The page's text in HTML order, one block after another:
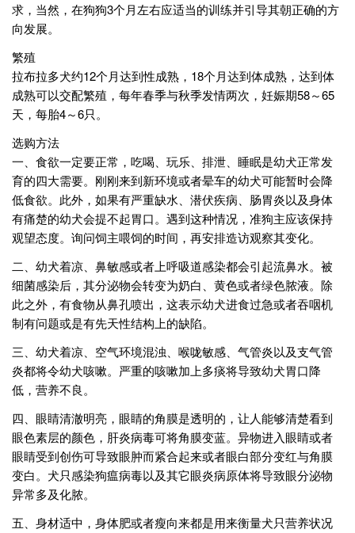
求，当然，在狗狗3个月左右应适当的训练并引导其朝正确的方
向发展。
繁殖
拉布拉多犬约12个月达到性成熟，18个月达到体成熟，达到体
成熟可以交配繁殖，每年春季与秋季发情两次，妊娠期58～65
天，每胎4～6只。
选购方法
一、食欲一定要正常，吃喝、玩乐、排泄、睡眠是幼犬正常发
育的四大需要。刚刚来到新环境或者晕车的幼犬可能暂时会降
低食欲。此外，如果有严重缺水、潜伏疾病、肠胃炎以及身体
有痛楚的幼犬会提不起胃口。遇到这种情况，准狗主应该保持
观望态度。询问饲主喂饲的时间，再安排造访观察其变化。
二、幼犬着凉、鼻敏感或者上呼吸道感染都会引起流鼻水。被
细菌感染后，其分泌物会转变为奶白、黄色或者绿色脓液。除
此之外，有食物从鼻孔喷出，这表示幼犬进食过急或者吞咽机
制有问题或是有先天性结构上的缺陷。
三、幼犬着凉、空气环境混浊、喉咙敏感、气管炎以及支气管
炎都将令幼犬咳嗽。严重的咳嗽加上多痰将导致幼犬胃口降
低，营养不良。
四、眼睛清澈明亮，眼睛的角膜是透明的，让人能够清楚看到
眼色素层的颜色，肝炎病毒可将角膜变蓝。异物进入眼睛或者
眼睛受到创伤可导致眼肿而紧合起来或者眼白部分变红与角膜
变白。犬只感染狗瘟病毒以及其它眼炎病原体将导致眼分泌物
异常多及化脓。
五、身材适中，身体肥或者瘦向来都是用来衡量犬只营养状况